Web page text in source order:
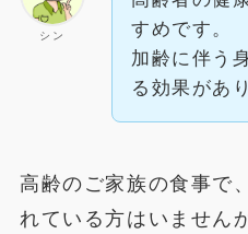
シン
すめです。
加齢に伴う
る効果があ
高齢のご家族の食事で
れている方はいません